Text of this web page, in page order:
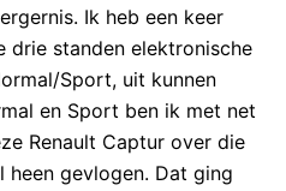
Ik heb een keer
drie standen elektronische
Sport, uit kunnen
en Sport ben ik met net
Renault Captur over die
heen gevlogen. Dat ging